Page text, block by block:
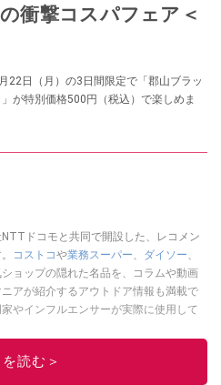
衝撃コスパフェア＜
22日（月）の3日間限定で「郡山ブラッ
が特別価格500円（税込）で楽しめま
ドコモと共同で開設した、レコメン
コストコや業務スーパー、 ダイソー、
ョップの隠れた名品を、コラムや動画
アが紹介するアウトドア情報も満載で
やインフルエンサーが実際に使用して
読む＞